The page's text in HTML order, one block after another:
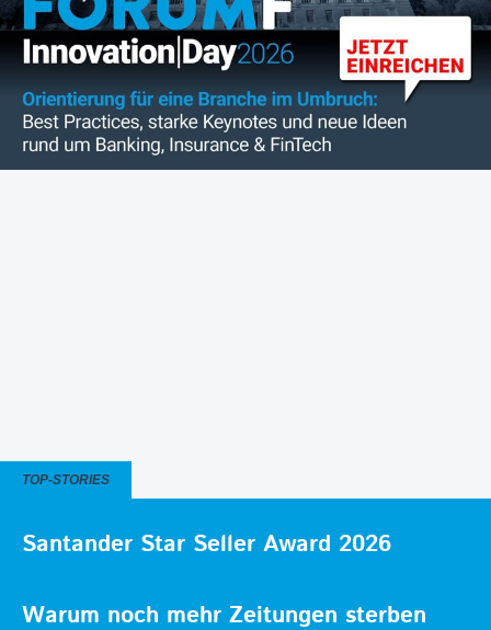
TOP-STORIES
Santander Star Seller Award 2026
Warum noch mehr Zeitungen sterben